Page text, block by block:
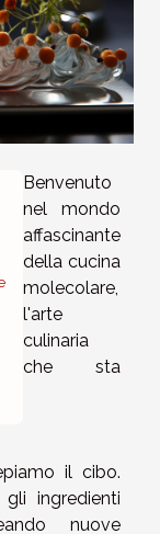
Benvenuto
nel mondo
affascinante
della cucina
molecolare,
l'arte
culinaria
che sta
il cibo.
ingredienti
nuove